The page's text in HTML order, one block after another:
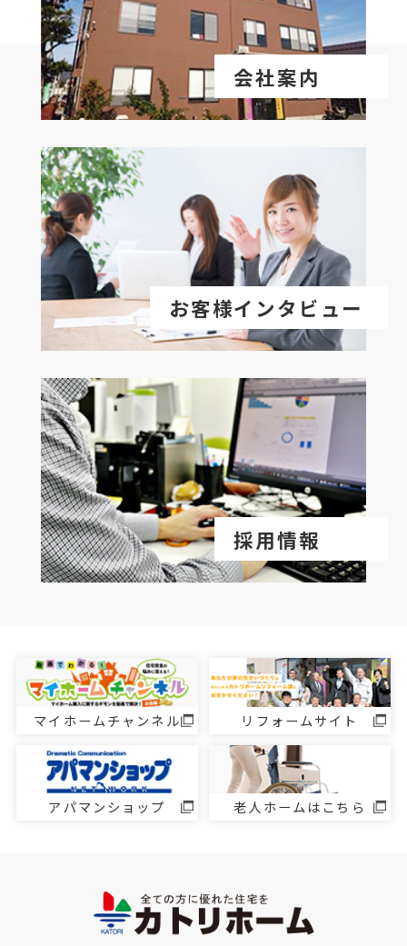
会社案内
お客様インタビュー
採用情報
マイホームチャンネル リフォームサイト
アパマンショップ 老人ホームはこちら